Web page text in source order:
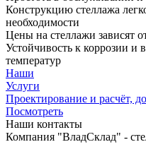
Конструкцию стеллажа
необходимости
Цены на стеллажи зависят
Устойчивость к коррозии и
температур
Наши
Услуги
Проектирование и расчёт,
Посмотреть
Наши контакты
Компания "ВладСклад" -